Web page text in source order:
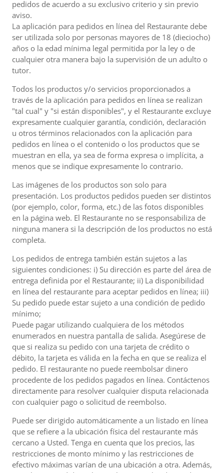
pedidos de acuerdo a su exclusivo criterio y sin previo
aviso.
La aplicación para pedidos en línea del Restaurante debe
ser utilizada solo por personas mayores de 18 (dieciocho)
años o la edad mínima legal permitida por la ley o de
cualquier otra manera bajo la supervisión de un adulto o
tutor.
Todos los productos y/o servicios proporcionados a
través de la aplicación para pedidos en línea se realizan
"tal cual" y "si están disponibles", y el Restaurante excluye
expresamente cualquier garantía, condición, declaración
u otros términos relacionados con la aplicación para
pedidos en línea o el contenido o los productos que se
muestran en ella, ya sea de forma expresa o implícita, a
menos que se indique expresamente lo contrario.
Las imágenes de los productos son solo para
presentación. Los productos pedidos pueden ser distintos
(por ejemplo, color, forma, etc.) de las fotos disponibles
en la página web. El Restaurante no se responsabiliza de
ninguna manera si la descripción de los productos no está
completa.
Los pedidos de entrega también están sujetos a las
siguientes condiciones: i) Su dirección es parte del área de
entrega definida por el Restaurante; ii) La disponibilidad
en línea del restaurante para aceptar pedidos en línea; iii)
Su pedido puede estar sujeto a una condición de pedido
mínimo;
Puede pagar utilizando cualquiera de los métodos
enumerados en nuestra pantalla de salida. Asegúrese de
que si realiza su pedido con una tarjeta de crédito o
débito, la tarjeta es válida en la fecha en que se realiza el
pedido. El restaurante no puede reembolsar dinero
procedente de los pedidos pagados en línea. Contáctenos
directamente para resolver cualquier disputa relacionada
con cualquier pago o solicitud de reembolso.
Puede ser dirigido automáticamente a un listado en línea
que se refiere a la ubicación física del restaurante más
cercano a Usted. Tenga en cuenta que los precios, las
restricciones de monto mínimo y las restricciones de
efectivo máximas varían de una ubicación a otra. Además,